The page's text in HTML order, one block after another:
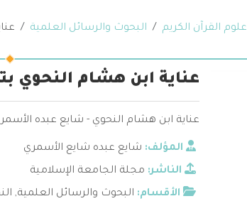
علوم القرآن الكريم البحوث والرسائل العلمية
عناية ابن هشام النحوي
عناية ابن هشام النحوي - شايع عبده
المؤلف: شايع عبده شايع الأسمري
الناشر: مجلة الجامعة الإسلامية
الأقسام: البحوث والرسائل العلمية,